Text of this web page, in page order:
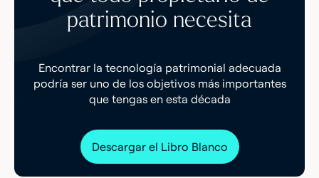
patrimonio necesita
Encontrar la tecnología patrimonial adecuada
podría ser uno de los objetivos más importantes
que tengas en esta década
Descargar el Libro Blanco